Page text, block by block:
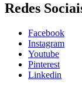
Redes
Facebook
Instagram
Youtube
Pinterest
Linkedin